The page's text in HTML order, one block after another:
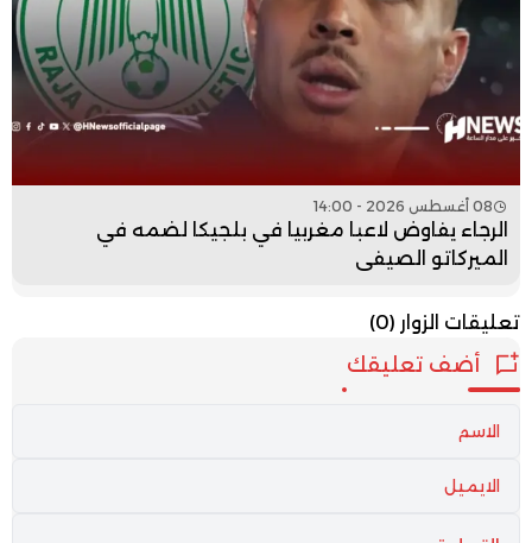
08 أغسطس 2026 - 14:00
الرجاء يفاوض لاعبا مغربيا في بلجيكا لضمه في
الميركاتو الصيفي
تعليقات الزوار (0)
أضف تعليقك